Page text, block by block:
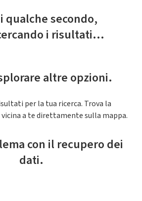
qualche secondo,
i risultati...
altre opzioni.
per la tua ricerca. Trova la
a te direttamente sulla mappa.
con il recupero dei
dati.